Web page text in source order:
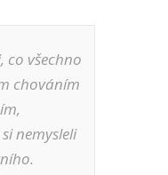
co všechno
chováním
nemysleli